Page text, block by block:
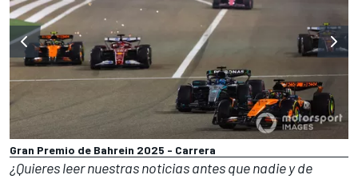
Gran Premio de Bahrein 2025 - Carrera
¿Quieres leer nuestras noticias antes que nadie y de